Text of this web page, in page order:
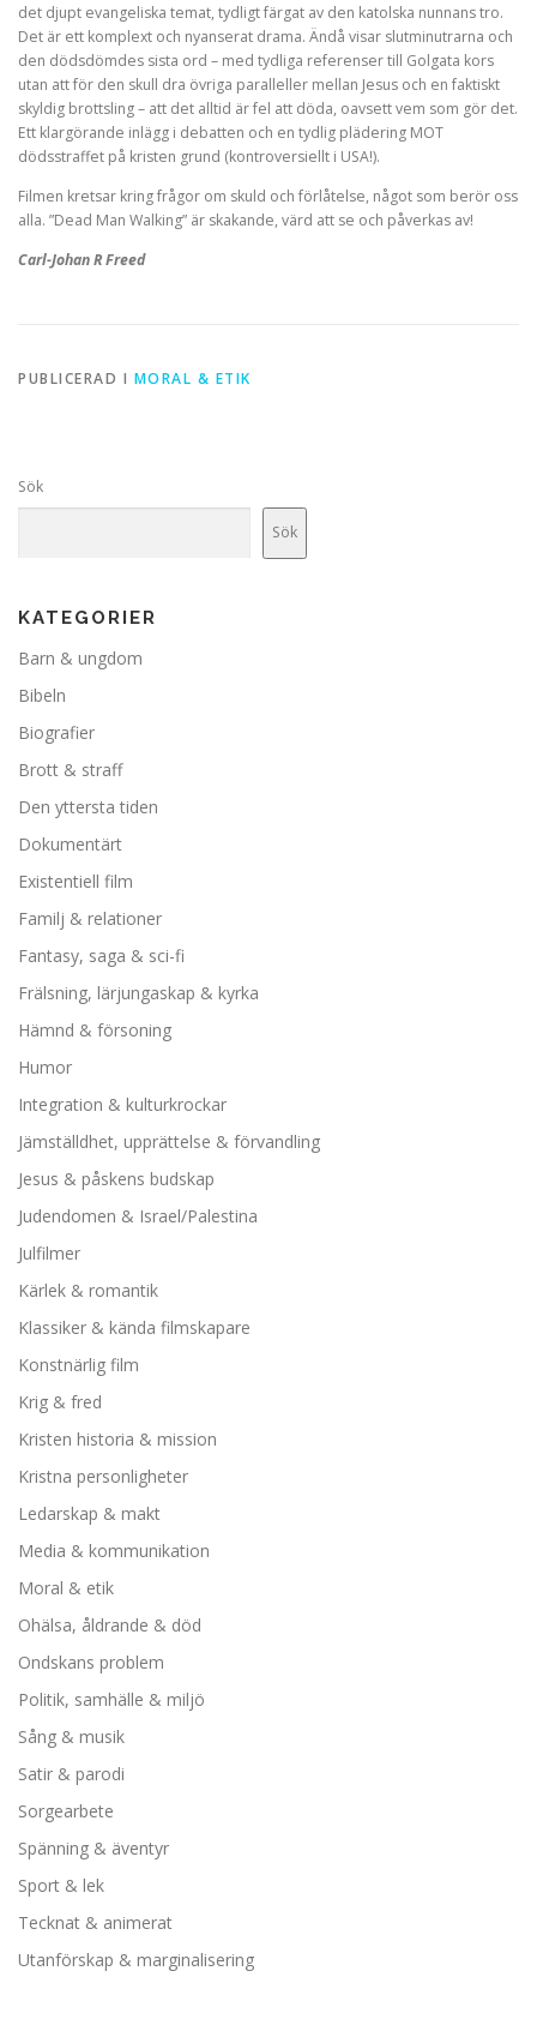
det djupt evangeliska temat, tydligt färgat av den katolska nunnans tro.
Det är ett komplext och nyanserat drama. Ändå visar slutminutrarna och
den dödsdömdes sista ord – med tydliga referenser till Golgata kors
utan att för den skull dra övriga paralleller mellan Jesus och en faktiskt
skyldig brottsling – att det alltid är fel att döda, oavsett vem som gör det.
Ett klargörande inlägg i debatten och en tydlig plädering MOT
dödsstraffet på kristen grund (kontroversiellt i USA!).
Filmen kretsar kring frågor om skuld och förlåtelse, något som berör oss
alla. ”Dead Man Walking” är skakande, värd att se och påverkas av!
Carl-Johan R Freed
PUBLICERAD I MORAL & ETIK
Sök
Sök
KATEGORIER
Barn & ungdom
Bibeln
Biografier
Brott & straff
Den yttersta tiden
Dokumentärt
Existentiell film
Familj & relationer
Fantasy, saga & sci-fi
Frälsning, lärjungaskap & kyrka
Hämnd & försoning
Humor
Integration & kulturkrockar
Jämställdhet, upprättelse & förvandling
Jesus & påskens budskap
Judendomen & Israel/Palestina
Julfilmer
Kärlek & romantik
Klassiker & kända filmskapare
Konstnärlig film
Krig & fred
Kristen historia & mission
Kristna personligheter
Ledarskap & makt
Media & kommunikation
Moral & etik
Ohälsa, åldrande & död
Ondskans problem
Politik, samhälle & miljö
Sång & musik
Satir & parodi
Sorgearbete
Spänning & äventyr
Sport & lek
Tecknat & animerat
Utanförskap & marginalisering